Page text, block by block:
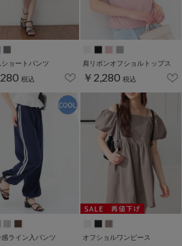
ショートパンツ
税込
肩リボンオフショルトップス
￥2,280 税込
ライン入パンツ オフショルワンピース